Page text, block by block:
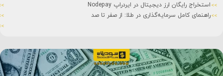
استخراج رایگان ارز دیجیتال در ایردراپ Nodepay
راهنمای کامل سرمایه‌گذاری در طلا: از صفر تا صد